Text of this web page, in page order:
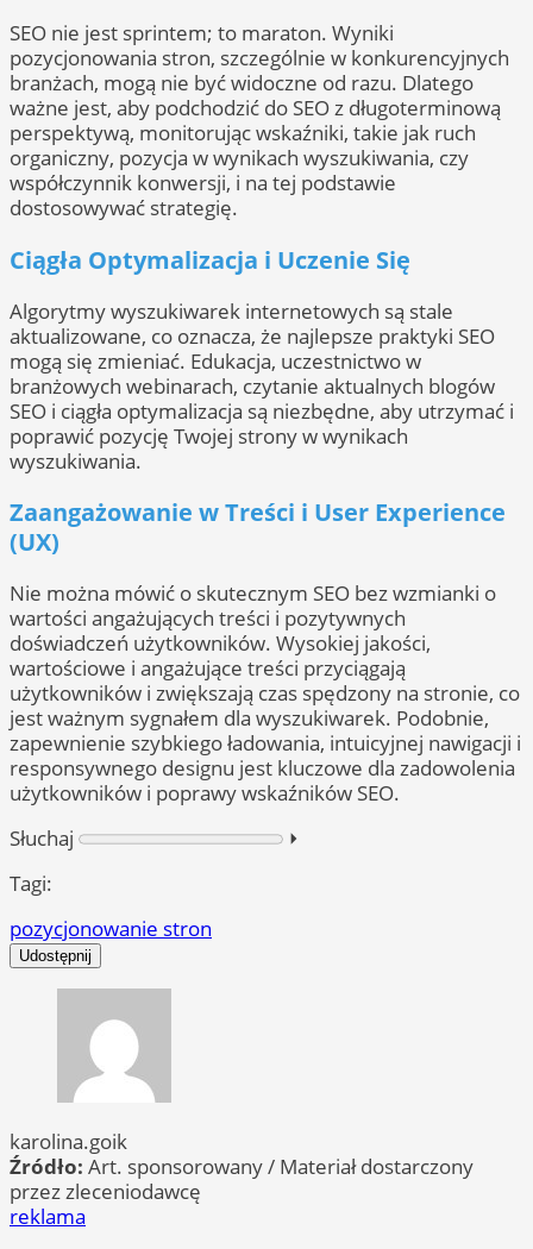
SEO nie jest sprintem; to maraton. Wyniki
pozycjonowania stron, szczególnie w konkurencyjnych
branżach, mogą nie być widoczne od razu. Dlatego
ważne jest, aby podchodzić do SEO z długoterminową
perspektywą, monitorując wskaźniki, takie jak ruch
organiczny, pozycja w wynikach wyszukiwania, czy
współczynnik konwersji, i na tej podstawie
dostosowywać strategię.
Ciągła Optymalizacja i Uczenie Się
Algorytmy wyszukiwarek internetowych są stale
aktualizowane, co oznacza, że najlepsze praktyki SEO
mogą się zmieniać. Edukacja, uczestnictwo w
branżowych webinarach, czytanie aktualnych blogów
SEO i ciągła optymalizacja są niezbędne, aby utrzymać i
poprawić pozycję Twojej strony w wynikach
wyszukiwania.
Zaangażowanie w Treści i User Experience
(UX)
Nie można mówić o skutecznym SEO bez wzmianki o
wartości angażujących treści i pozytywnych
doświadczeń użytkowników. Wysokiej jakości,
wartościowe i angażujące treści przyciągają
użytkowników i zwiększają czas spędzony na stronie, co
jest ważnym sygnałem dla wyszukiwarek. Podobnie,
zapewnienie szybkiego ładowania, intuicyjnej nawigacji i
responsywnego designu jest kluczowe dla zadowolenia
użytkowników i poprawy wskaźników SEO.
Słuchaj
⏵︎
Tagi:
pozycjonowanie stron
Udostępnij
karolina.goik
Źródło: Art. sponsorowany / Materiał dostarczony
przez zleceniodawcę
reklama